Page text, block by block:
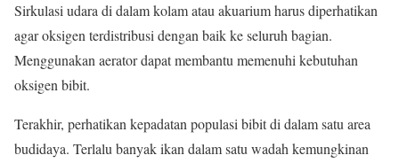
Sirkulasi udara di dalam kolam atau akuarium harus diperhatikan
agar oksigen terdistribusi dengan baik ke seluruh bagian.
Menggunakan aerator dapat membantu memenuhi kebutuhan
oksigen bibit.
Terakhir, perhatikan kepadatan populasi bibit di dalam satu area
budidaya. Terlalu banyak ikan dalam satu wadah kemungkinan